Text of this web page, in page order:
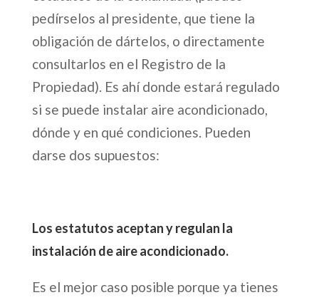
pedírselos al presidente, que tiene la
obligación de dártelos, o directamente
consultarlos en el Registro de la
Propiedad). Es ahí donde estará regulado
si se puede instalar aire acondicionado,
dónde y en qué condiciones. Pueden
darse dos supuestos:
Los estatutos aceptan y regulan la
instalación de aire acondicionado.
Es el mejor caso posible porque ya tienes